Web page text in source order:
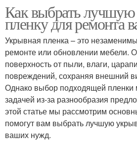
Как выбрать
пленку для ремонта
Укрывная пленка – это
ремонте или обновлении мебели.
поверхность от пыли, влаги,
повреждений, сохраняя внешний
Однако выбор подходящей пленки
задачей из-за разнообразия
этой статье мы рассмотрим
помогут вам выбрать лучшую
ваших нужд.